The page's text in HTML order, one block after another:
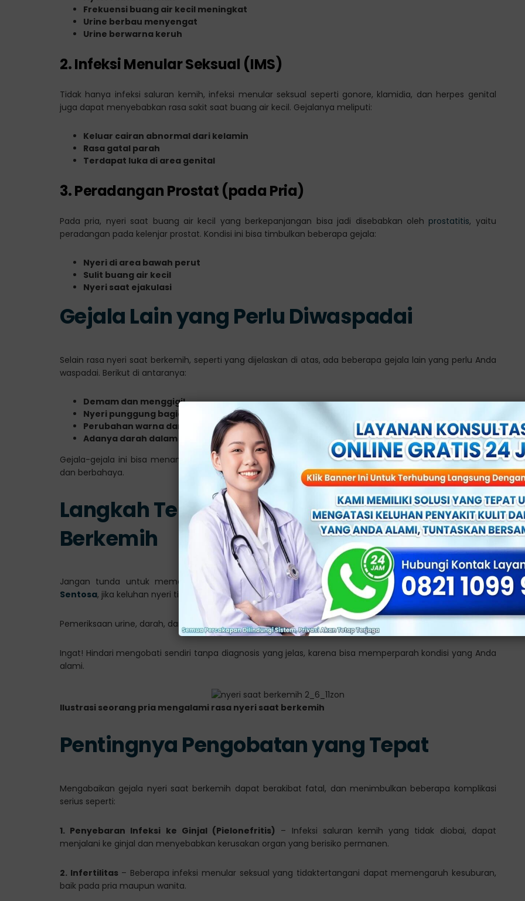
Frekuensi buang air kecil meningkat
Urine berbau menyengat
Urine berwarna keruh
2. Infeksi Menular Seksual (IMS)
Tidak hanya infeksi saluran kemih, infeksi menular seksual seperti gonore, klamidia, dan herpes genital
juga dapat menyebabkan rasa sakit saat buang air kecil. Gejalanya meliputi:
Keluar cairan abnormal dari kelamin
Rasa gatal parah
Terdapat luka di area genital
3. Peradangan Prostat (pada Pria)
Pada pria, nyeri saat buang air kecil yang berkepanjangan bisa jadi disebabkan oleh prostatitis, yaitu
peradangan pada kelenjar prostat. Kondisi ini bisa timbulkan beberapa gejala:
Nyeri di area bawah perut
Sulit buang air kecil
Nyeri saat ejakulasi
Gejala Lain yang Perlu Diwaspadai
Selain rasa nyeri saat berkemih, seperti yang dijelaskan di atas, ada beberapa gejala lain yang perlu Anda
waspadai. Berikut di antaranya:
Demam dan menggigil
Nyeri punggung bagian bawah atau perut bawah
Perubahan warna dan bau urine
Adanya darah dalam urine
Gejala-gejala ini bisa menandakan bahwa infeksi telah menyebar atau gangguan lain yang lebih serius
dan berbahaya.
Langkah Tepat Mengatasi Nyeri saat
Berkemih
Jangan tunda untuk memeriksakan diri ke fasilitas kesehatan terpercaya seperti diKlinik Utama
Sentosa, jika keluhan nyeri tidak kunjung reda.
Pemeriksaan urine, darah, dan tes tambahan lainnya dapat membantu menentukan penyebab pastinya.
Ingat! Hindari mengobati sendiri tanpa diagnosis yang jelas, karena bisa memperparah kondisi yang Anda
alami.
Ilustrasi seorang pria mengalami rasa nyeri saat berkemih
Pentingnya Pengobatan yang Tepat
Mengabaikan gejala nyeri saat berkemih dapat berakibat fatal, dan menimbulkan beberapa komplikasi
serius seperti:
1. Penyebaran Infeksi ke Ginjal (Pielonefritis) – Infeksi saluran kemih yang tidak diobai, dapat
menjalani ke ginjal dan menyebabkan kerusakan organ yang berisiko permanen.
2. Infertilitas– Beberapa infeksi menular seksual yang tidaktertangani dapat memengaruh kesuburan,
baik pada pria maupun wanita.